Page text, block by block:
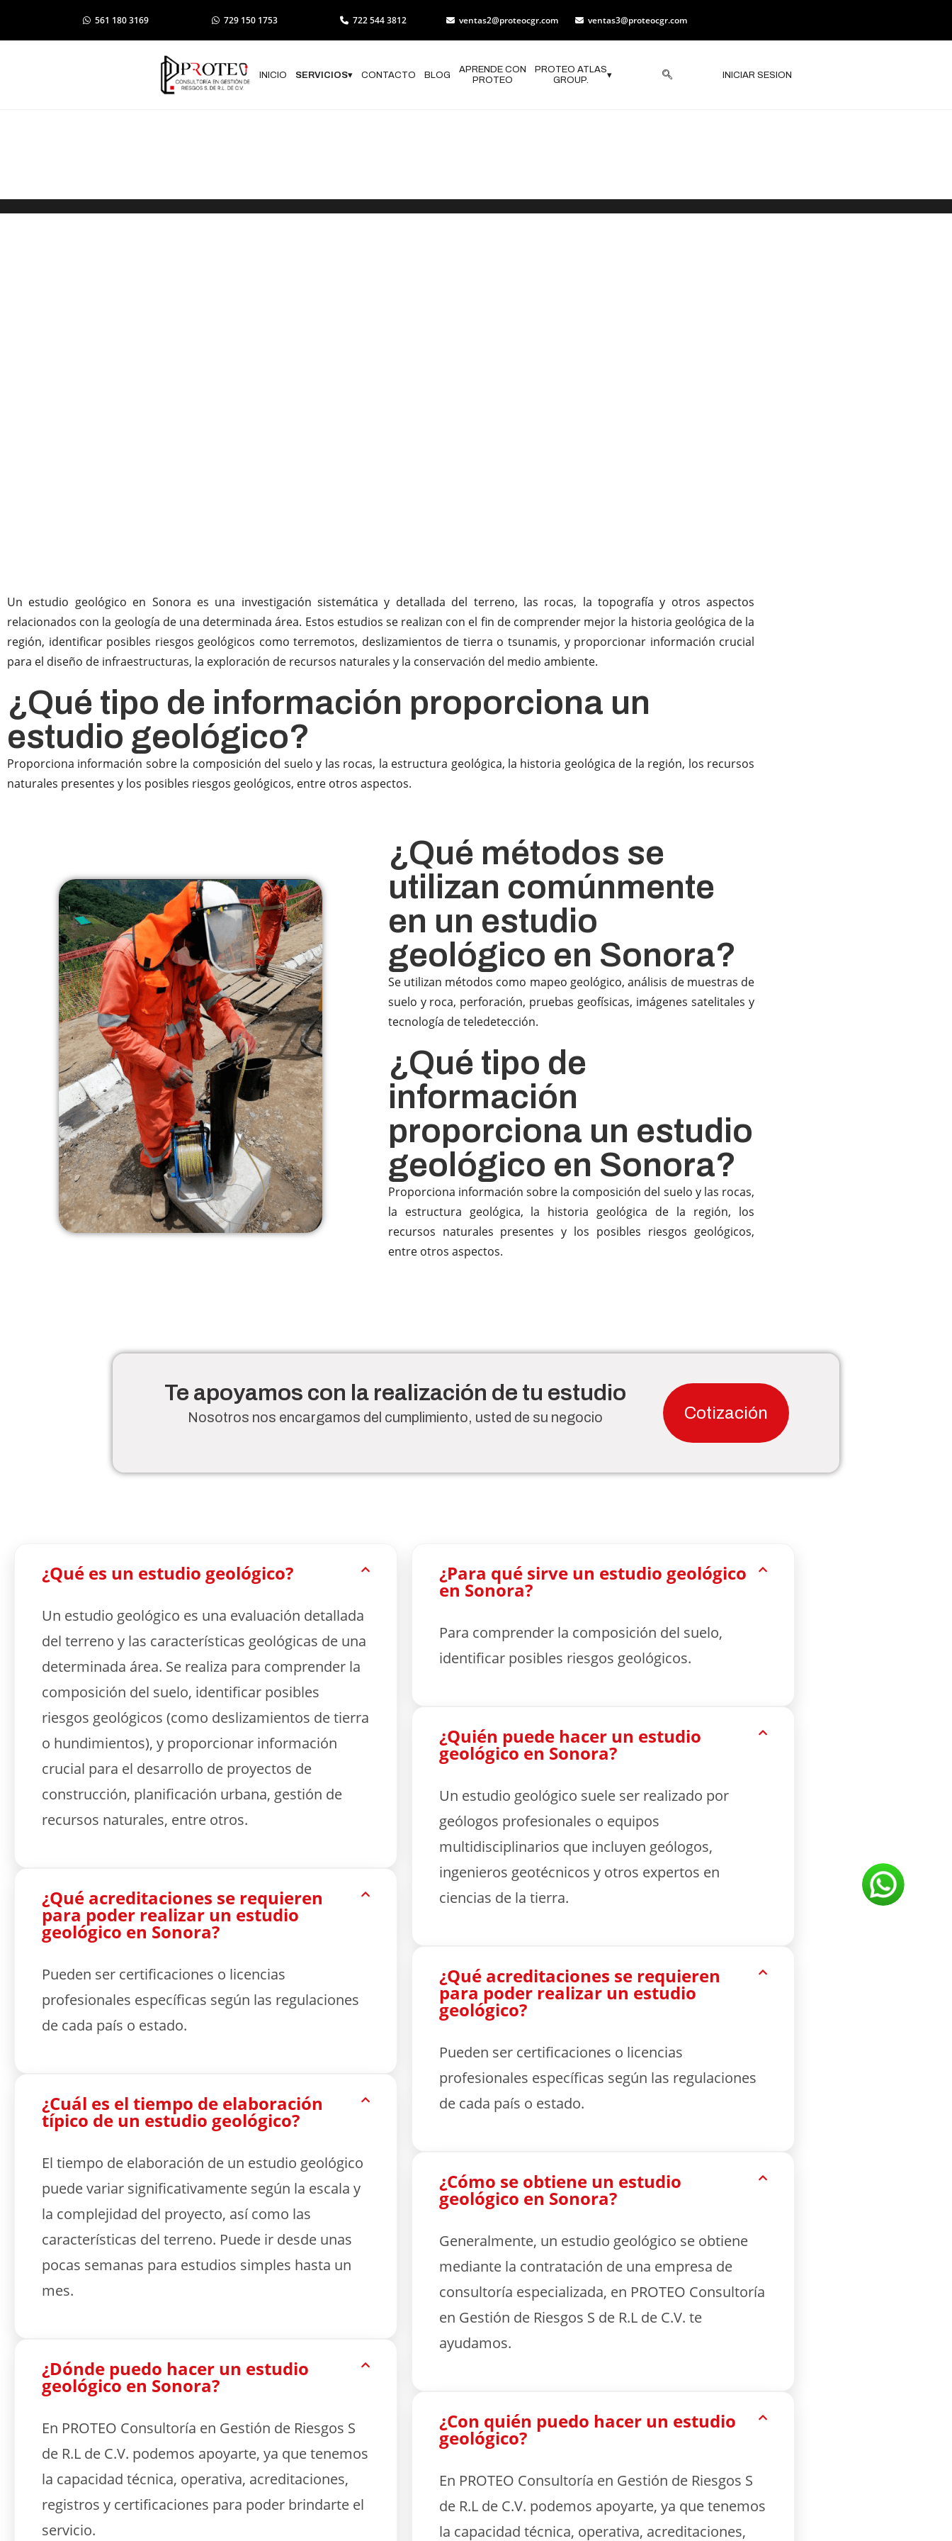
561 180 3169 729 150 1753 722 544 3812 ventas2@proteocgr.com ventas3@proteocgr.com
INICIO SERVICIOS▾ CONTACTO BLOG
APRENDE CON
PROTEO
PROTEO ATLAS
GROUP.
▾ INICIAR SESION
Un estudio geológico en Sonora es una investigación sistemática y detallada del terreno, las rocas, la topografía y otros aspectos
relacionados con la geología de una determinada área. Estos estudios se realizan con el fin de comprender mejor la historia geológica de la
región, identificar posibles riesgos geológicos como terremotos, deslizamientos de tierra o tsunamis, y proporcionar información crucial
para el diseño de infraestructuras, la exploración de recursos naturales y la conservación del medio ambiente.
¿Qué tipo de información proporciona un
estudio geológico?
Proporciona información sobre la composición del suelo y las rocas, la estructura geológica, la historia geológica de la región, los recursos
naturales presentes y los posibles riesgos geológicos, entre otros aspectos.
¿Qué métodos se
utilizan comúnmente
en un estudio
geológico en Sonora?
Se utilizan métodos como mapeo geológico, análisis de muestras de
suelo y roca, perforación, pruebas geofísicas, imágenes satelitales y
tecnología de teledetección.
¿Qué tipo de
información
proporciona un estudio
geológico en Sonora?
Proporciona información sobre la composición del suelo y las rocas,
la estructura geológica, la historia geológica de la región, los
recursos naturales presentes y los posibles riesgos geológicos,
entre otros aspectos.
Te apoyamos con la realización de tu estudio
Nosotros nos encargamos del cumplimiento, usted de su negocio Cotización
¿Qué es un estudio geológico?
Un estudio geológico es una evaluación detallada
del terreno y las características geológicas de una
determinada área. Se realiza para comprender la
composición del suelo, identificar posibles
riesgos geológicos (como deslizamientos de tierra
o hundimientos), y proporcionar información
crucial para el desarrollo de proyectos de
construcción, planificación urbana, gestión de
recursos naturales, entre otros.
¿Qué acreditaciones se requieren
para poder realizar un estudio
geológico en Sonora?
Pueden ser certificaciones o licencias
profesionales específicas según las regulaciones
de cada país o estado.
¿Cuál es el tiempo de elaboración
típico de un estudio geológico?
El tiempo de elaboración de un estudio geológico
puede variar significativamente según la escala y
la complejidad del proyecto, así como las
características del terreno. Puede ir desde unas
pocas semanas para estudios simples hasta un
mes.
¿Dónde puedo hacer un estudio
geológico en Sonora?
En PROTEO Consultoría en Gestión de Riesgos S
de R.L de C.V. podemos apoyarte, ya que tenemos
la capacidad técnica, operativa, acreditaciones,
registros y certificaciones para poder brindarte el
servicio.
¿Para qué sirve un estudio geológico
en Sonora?
Para comprender la composición del suelo,
identificar posibles riesgos geológicos.
¿Quién puede hacer un estudio
geológico en Sonora?
Un estudio geológico suele ser realizado por
geólogos profesionales o equipos
multidisciplinarios que incluyen geólogos,
ingenieros geotécnicos y otros expertos en
ciencias de la tierra.
¿Qué acreditaciones se requieren
para poder realizar un estudio
geológico?
Pueden ser certificaciones o licencias
profesionales específicas según las regulaciones
de cada país o estado.
¿Cómo se obtiene un estudio
geológico en Sonora?
Generalmente, un estudio geológico se obtiene
mediante la contratación de una empresa de
consultoría especializada, en PROTEO Consultoría
en Gestión de Riesgos S de R.L de C.V. te
ayudamos.
¿Con quién puedo hacer un estudio
geológico?
En PROTEO Consultoría en Gestión de Riesgos S
de R.L de C.V. podemos apoyarte, ya que tenemos
la capacidad técnica, operativa, acreditaciones,